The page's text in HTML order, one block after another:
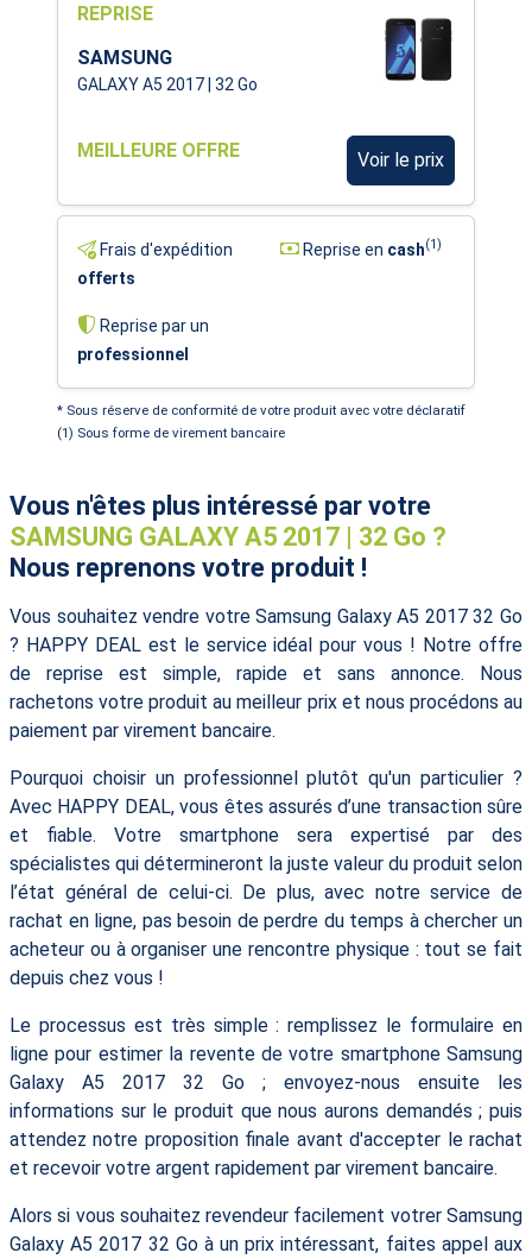
REPRISE
SAMSUNG
GALAXY A5 2017 | 32 Go
MEILLEURE OFFRE Voir le prix
Frais d'expédition
offerts
Reprise en cash(1)
Reprise par un
professionnel
* Sous réserve de conformité de votre produit avec votre déclaratif
(1) Sous forme de virement bancaire
Vous n'êtes plus intéressé par votre
SAMSUNG GALAXY A5 2017 | 32 Go ?
Nous reprenons votre produit !
Vous souhaitez vendre votre Samsung Galaxy A5 2017 32 Go
? HAPPY DEAL est le service idéal pour vous ! Notre offre
de reprise est simple, rapide et sans annonce. Nous
rachetons votre produit au meilleur prix et nous procédons au
paiement par virement bancaire.
Pourquoi choisir un professionnel plutôt qu'un particulier ?
Avec HAPPY DEAL, vous êtes assurés d’une transaction sûre
et fiable. Votre smartphone sera expertisé par des
spécialistes qui détermineront la juste valeur du produit selon
l’état général de celui-ci. De plus, avec notre service de
rachat en ligne, pas besoin de perdre du temps à chercher un
acheteur ou à organiser une rencontre physique : tout se fait
depuis chez vous !
Le processus est très simple : remplissez le formulaire en
ligne pour estimer la revente de votre smartphone Samsung
Galaxy A5 2017 32 Go ; envoyez-nous ensuite les
informations sur le produit que nous aurons demandés ; puis
attendez notre proposition finale avant d'accepter le rachat
et recevoir votre argent rapidement par virement bancaire.
Alors si vous souhaitez revendeur facilement votrer Samsung
Galaxy A5 2017 32 Go à un prix intéressant, faites appel aux